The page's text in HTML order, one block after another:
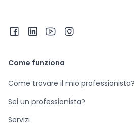
Come funziona
Come trovare il mio professionista?
Sei un professionista?
Servizi